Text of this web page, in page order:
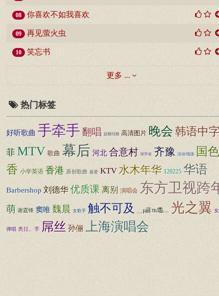
08 你喜欢不如我喜欢
09 再见萤火虫
10 笑忘书
更多 ...
热门标签
好听歌曲 手牵手翻唱 赵薇结婚 高清图片 晚会韩语中
菲 MTV 歌曲 幕后 河北 合意村 张学友 齐豫 活动/现场
国
香 小学英语 香港 原创歌曲 最爱 KTV 水木年华 120225 华语
Barbershop 刘德华 优质课 离别 演唱会 东方卫视跨
萌 谢霆锋 窦唯 魏晨 女歌手 触不可及 ﹎μ蔠℡嚸﹏ 光之翼
弹唱 奥拉。李 屌丝 孙俪 上海演唱会